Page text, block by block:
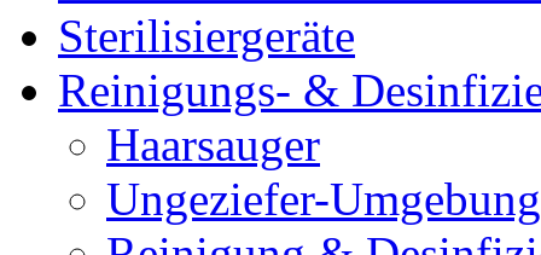
Sterilisiergeräte
Reinigungs- &
Haarsauger
Ungeziefer-